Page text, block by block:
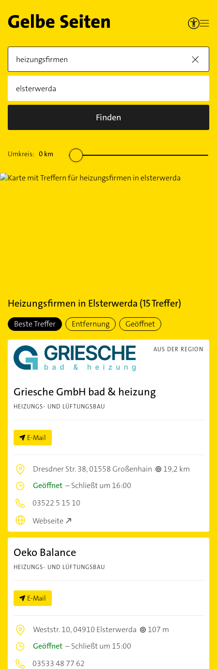
Finden
Umkreis: 0 km
Heizungsfirmen in Elsterwerda (15Treffer)
Beste Treffer Entfernung Geöffnet
AUS DER REGION
Griesche GmbH bad & heizung
HEIZUNGS- UND LÜFTUNGSBAU
E-Mail
Dresdner Str. 38,01558 Großenhain
19,2 km
Geöffnet –Schließt um 16:00
03522 5 15 10
Webseite
Oeko Balance
HEIZUNGS- UND LÜFTUNGSBAU
E-Mail
Weststr. 10,04910 Elsterwerda
107 m
Geöffnet –Schließt um 15:00
03533 48 77 62